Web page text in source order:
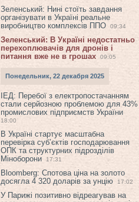
Зеленський: Нині стоїть завдання
організувати в Україні реальне
виробництво комплексів ППО
09:34
Зеленський: В Україні недостатньо
перехоплювачів для дронів і
питання вже не в грошах
09:05
Понедельник, 22 декабря 2025
ІЕД: Перебої з електропостачанням
стали серйозною проблемою для 43%
промислових підприємств України
18:00
В Україні стартує масштабна
перевірка суб’єктів господарювання
ОПК та структурних підрозділів
Міноборони
17:31
Bloomberg: Спотова ціна на золото
досягла 4 320 доларів за унцію
17:02
У Парижі позитивно відреагував на